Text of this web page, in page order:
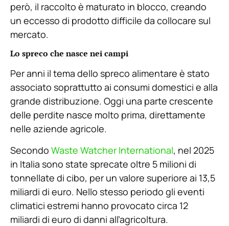
però, il raccolto è maturato in blocco, creando
un eccesso di prodotto difficile da collocare sul
mercato.
Lo spreco che nasce nei campi
Per anni il tema dello spreco alimentare è stato
associato soprattutto ai consumi domestici e alla
grande distribuzione. Oggi una parte crescente
delle perdite nasce molto prima, direttamente
nelle aziende agricole.
Secondo Waste Watcher International, nel 2025
in Italia sono state sprecate oltre 5 milioni di
tonnellate di cibo, per un valore superiore ai 13,5
miliardi di euro. Nello stesso periodo gli eventi
climatici estremi hanno provocato circa 12
miliardi di euro di danni all’agricoltura.